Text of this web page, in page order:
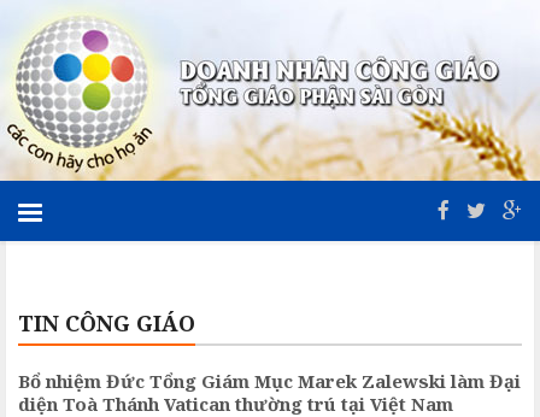
TIN CÔNG GIÁO
Bổ nhiệm Đức Tổng Giám Mục Marek Zalewski làm Đại
diện Toà Thánh Vatican thường trú tại Việt Nam